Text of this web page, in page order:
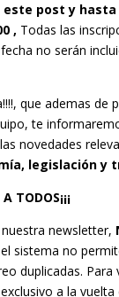
post y hasta
, Todas las
no serán
que ademas de
te
novedades
legislación y
TODOS¡¡¡
newsletter,
sistema no
duplicadas. Para
a la vuelta